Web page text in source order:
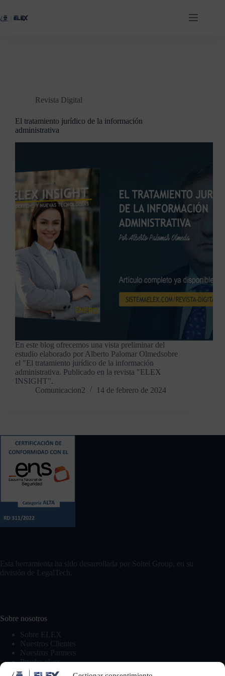
Revista Digital
El tratamiento jurídico de la información
administrativa
En este blog ofrecemos una vista preliminar del
estudio elaborado por Alberto Palomar Olmedsobre
el "El tratamiento jurídico de la información
administrativa. Publicado en la revista "ELEX
INSIGHT".
Comunicacion2
14 de febrero de 2024
Contacto
Esta herramienta ha sido desarrollada por Soltel Group, en su
división de LegalTech.
Sobre nosotros
Sobre ELEX
Nuestros Clientes
Nuestros Partners
Prueba eLex